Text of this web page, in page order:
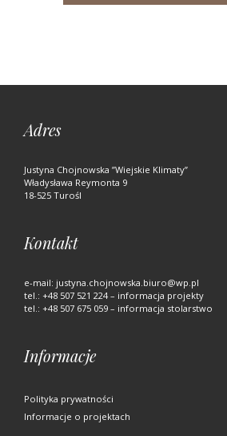
Adres
Justyna Chojnowska ”Wiejskie Klimaty”
Władysława Reymonta 9
18-525 Turośl
Kontakt
e-mail: justyna.chojnowska.biuro@wp.pl
tel.: +48 507 521 224– informacja projekty
tel.: +48 507 675 059 – informacja stolarstwo
Informacje
Polityka prywatności
Informacje o projektach